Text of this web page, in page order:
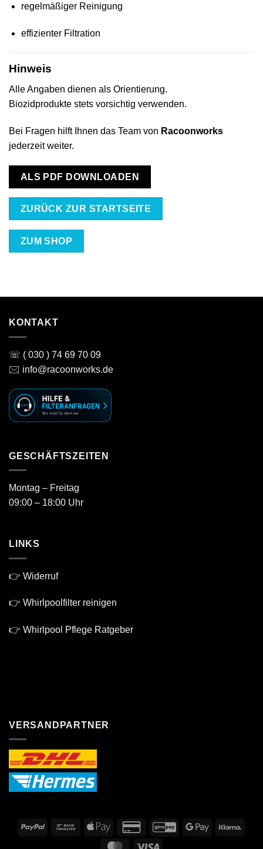
regelmäßiger Reinigung
effizienter Filtration
Hinweis
Alle Angaben dienen als Orientierung.
Biozidprodukte stets vorsichtig verwenden.
Bei Fragen hilft Ihnen das Team von Racoonworks
jederzeit weiter.
ALS PDF DOWNLOADEN
ZURÜCK ZUR STARTSEITE
ZUM SHOP
KONTAKT
☏ ( 030 ) 74 69 70 09
🖂 info@racoonworks.de
GESCHÄFTSZEITEN
Montag – Freitag
09:00 – 18:00 Uhr
LINKS
👉 Widerruf
👉 Whirlpoolfilter reinigen
👉 Whirlpool Pflege Ratgeber
VERSANDPARTNER
PayPal
Bank
Apple
Pay
Credit
GiroPay Google
MasterCard